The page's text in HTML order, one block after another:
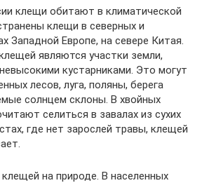
клещи обитают в климатической
клещи в северных и
Западной Европе, на севере Китая.
являются участки земли,
кустарниками. Это могут
лесов, луга, поляны, берега
солнцем склоны. В хвойных
селиться в завалах из сухих
где нет зарослей травы, клещей
на природе. В населенных